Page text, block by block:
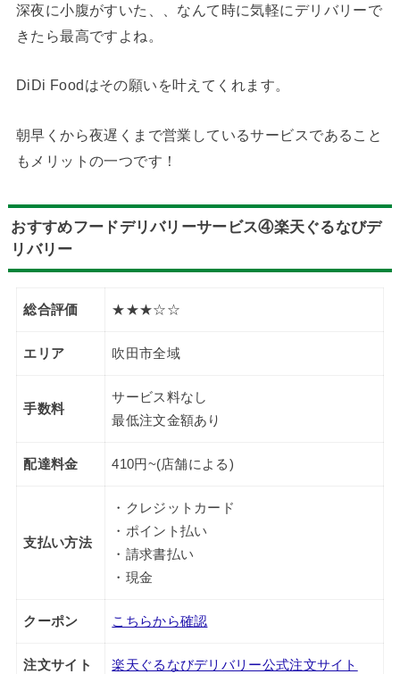
深夜に小腹がすいた、、なんて時に気軽にデリバリーで
きたら最高ですよね。
DiDi Foodはその願いを叶えてくれます。
朝早くから夜遅くまで営業しているサービスであること
もメリットの一つです！
おすすめフードデリバリーサービス④楽天ぐるなびデ
リバリー
総合評価 ★★★☆☆
エリア 吹田市全域
手数料
サービス料なし
最低注文金額あり
配達料金 410円~(店舗による)
支払い方法
・クレジットカード
・ポイント払い
・請求書払い
・現金
クーポン こちらから確認
注文サイト 楽天ぐるなびデリバリー公式注文サイト